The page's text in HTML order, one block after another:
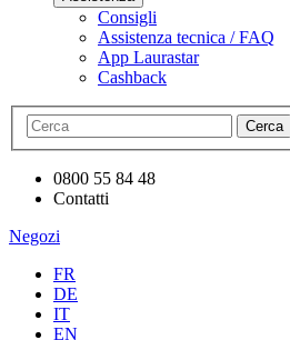
Consigli
Assistenza tecnica / FAQ
App Laurastar
Cashback
Cerca
0800 55 84 48
Contatti
Negozi
FR
DE
IT
EN